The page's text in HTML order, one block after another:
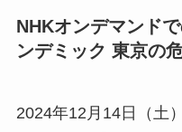
NHKオンデマンド
ンデミック 東京の
2024年12月14日（土